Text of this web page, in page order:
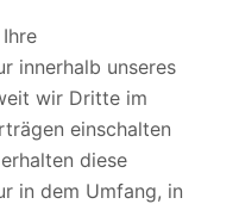
innerhalb unseres
wir Dritte im
einschalten
diese
in dem Umfang, in